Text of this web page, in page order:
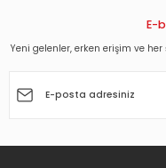
Görüş ve önerileriniz için
Ürün açıklamasında
E-
Yeni gelenler, erken erişim ve